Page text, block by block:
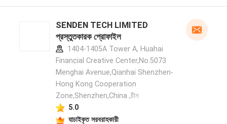
SENDEN TECH LIMITED
প্রস্তুতকারক প্রোফাইল
1404-1405A Tower A, Huahai
Financial Creative Center,No.5073
Menghai Avenue,Qianhai Shenzhen-
Hong Kong Cooperation
Zone,Shenzhen,China ,চীন
5.0
যাচাইকৃত সরবরাহকারী